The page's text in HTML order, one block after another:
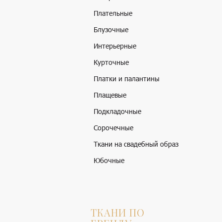
Плательные
Блузочные
Интерьерные
Курточные
Платки и палантины
Плащевые
Подкладочные
Сорочечные
Ткани на свадебный образ
Юбочные
ТКАНИ ПО